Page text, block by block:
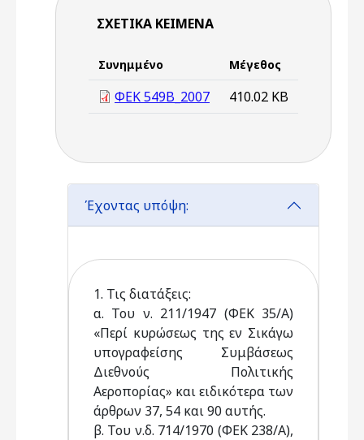
ΣΧΕΤΙΚΆ ΚΕΊΜΕΝΑ
Συνημμένο Μέγεθος
ΦΕΚ 549Β_2007 410.02 KB
Έχοντας υπόψη:
1. Τις διατάξεις:
α. Του ν. 211/1947 (ΦΕΚ 35/Α)
«Περί κυρώσεως της εν Σικάγω
υπογραφείσης Συμβάσεως
Διεθνούς Πολιτικής
Αεροπορίας» και ειδικότερα των
άρθρων 37, 54 και 90 αυτής.
β. Του ν.δ. 714/1970 (ΦΕΚ 238/Α),